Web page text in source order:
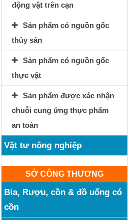
động vật trên cạn
Sản phẩm có nguồn gốc
thủy sản
Sản phẩm có nguồn gốc
thực vật
Sản phẩm được xác nhận
chuỗi cung ứng thực phẩm
an toàn
Vật tư nông nghiệp
SỞ CÔNG THƯƠNG
Bia, Rượu, cồn & đồ uống có
cồn